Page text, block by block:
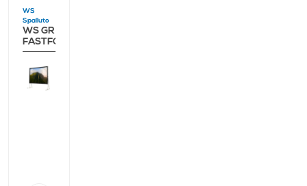
WS
Spalluto
WS GR
FASTFOLD